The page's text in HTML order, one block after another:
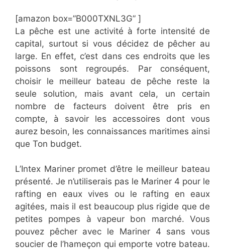
[amazon box=”B000TXNL3G” ]
La pêche est une activité à forte intensité de
capital, surtout si vous décidez de pêcher au
large. En effet, c’est dans ces endroits que les
poissons sont regroupés. Par conséquent,
choisir le meilleur bateau de pêche reste la
seule solution, mais avant cela, un certain
nombre de facteurs doivent être pris en
compte, à savoir les accessoires dont vous
aurez besoin, les connaissances maritimes ainsi
que Ton budget.
L’Intex Mariner promet d’être le meilleur bateau
présenté. Je n’utiliserais pas le Mariner 4 pour le
rafting en eaux vives ou le rafting en eaux
agitées, mais il est beaucoup plus rigide que de
petites pompes à vapeur bon marché. Vous
pouvez pêcher avec le Mariner 4 sans vous
soucier de l’hameçon qui emporte votre bateau.